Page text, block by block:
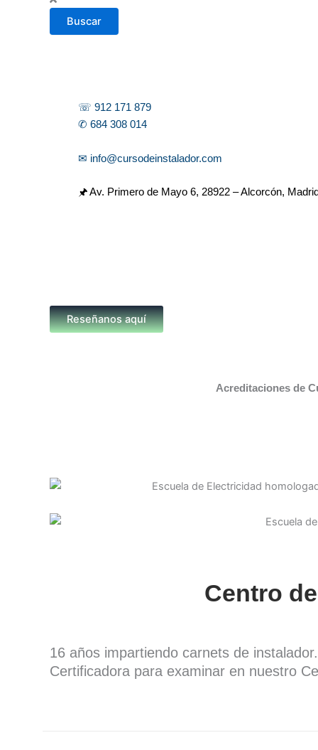
c
Buscar
☏ 912 171 879
✆ 684 308 014
✉ info@cursodeinstalador.com
🖈 Av. Primero de Mayo 6, 28922 – Alcorcón,
Reseñanos aquí
Acreditaciones de
Centro
16 años impartiendo carnets de
Certificadora para examinar en nuestro